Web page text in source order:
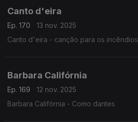
Canto d'eira
Ep. 170
13 nov. 2025
Canto d'eira - canção para os incêndios
Barbara Califórnia
Ep. 169
12 nov. 2025
Barbara Califórnia - Como dantes